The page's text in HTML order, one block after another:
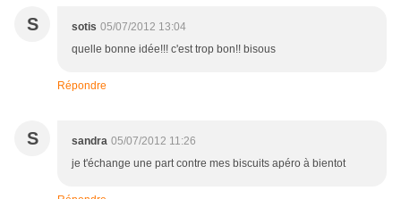
S sotis 05/07/2012 13:04
quelle bonne idée!!! c'est trop bon!! bisous
Répondre
S sandra 05/07/2012 11:26
je t'échange une part contre mes biscuits apéro à bientot